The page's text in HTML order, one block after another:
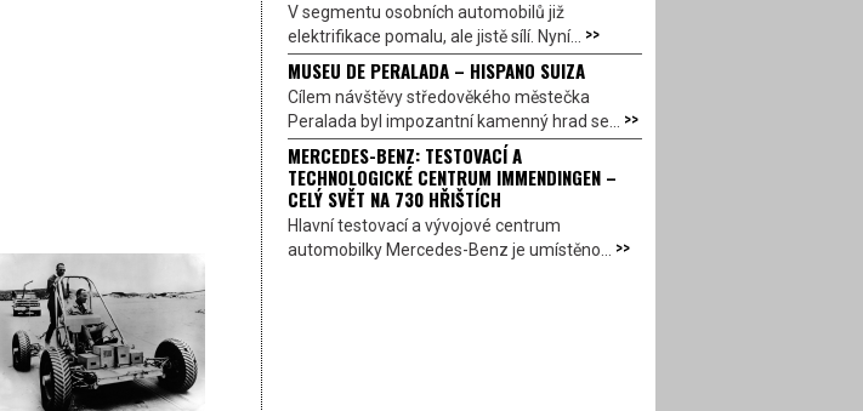
V segmentu osobních automobilů již
elektrifikace pomalu, ale jistě sílí. Nyní... >>
MUSEU DE PERALADA – HISPANO SUIZA
Cílem návštěvy středověkého městečka
Peralada byl impozantní kamenný hrad se... >>
MERCEDES-BENZ: TESTOVACÍ A
TECHNOLOGICKÉ CENTRUM IMMENDINGEN –
CELÝ SVĚT NA 730 HŘIŠTÍCH
Hlavní testovací a vývojové centrum
automobilky Mercedes-Benz je umístěno... >>